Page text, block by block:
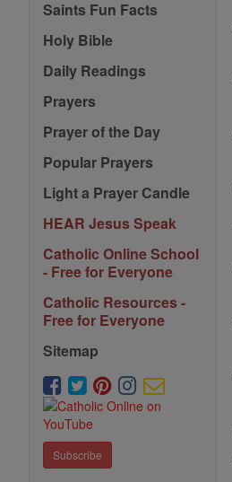
Saints Fun Facts
Holy Bible
Daily Readings
Prayers
Prayer of the Day
Popular Prayers
Light a Prayer Candle
HEAR Jesus Speak
Catholic Online School
- Free for Everyone
Catholic Resources -
Free for Everyone
Sitemap
Subscribe